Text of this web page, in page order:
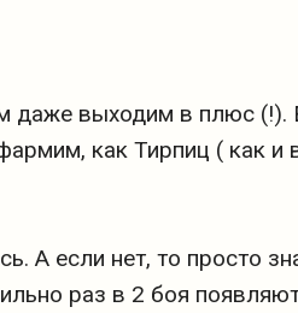
даже выходим в плюс (!).
как Тирпиц ( как и
А если нет, то просто
раз в 2 боя